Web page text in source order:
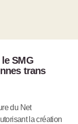
SMG
trans
du Net
la création